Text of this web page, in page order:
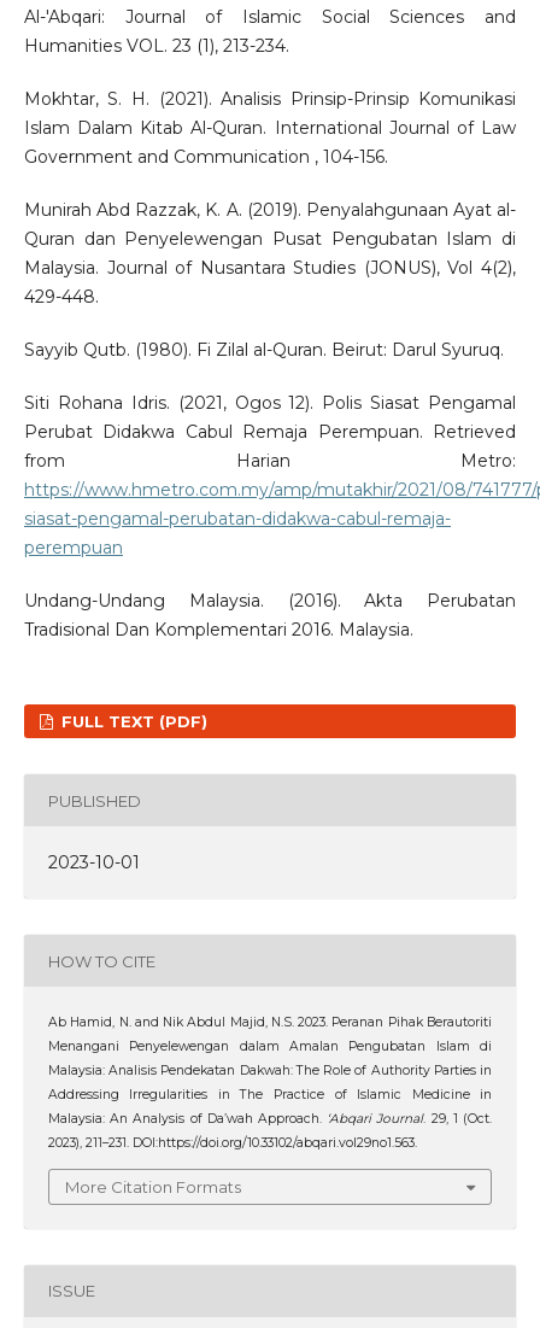
Al-'Abqari: Journal of Islamic Social Sciences and
Humanities VOL. 23 (1), 213-234.
Mokhtar, S. H. (2021). Analisis Prinsip-Prinsip Komunikasi
Islam Dalam Kitab Al-Quran. International Journal of Law
Government and Communication , 104-156.
Munirah Abd Razzak, K. A. (2019). Penyalahgunaan Ayat al-
Quran dan Penyelewengan Pusat Pengubatan Islam di
Malaysia. Journal of Nusantara Studies (JONUS), Vol 4(2),
429-448.
Sayyib Qutb. (1980). Fi Zilal al-Quran. Beirut: Darul Syuruq.
Siti Rohana Idris. (2021, Ogos 12). Polis Siasat Pengamal
Perubat Didakwa Cabul Remaja Perempuan. Retrieved
from Harian Metro:
https://www.hmetro.com.my/amp/mutakhir/2021/08/741777/
siasat-pengamal-perubatan-didakwa-cabul-remaja-
perempuan
Undang-Undang Malaysia. (2016). Akta Perubatan
Tradisional Dan Komplementari 2016. Malaysia.
FULL TEXT (PDF)
PUBLISHED
2023-10-01
HOW TO CITE
Ab Hamid, N. and Nik Abdul Majid, N.S. 2023. Peranan Pihak Berautoriti
Menangani Penyelewengan dalam Amalan Pengubatan Islam di
Malaysia: Analisis Pendekatan Dakwah: The Role of Authority Parties in
Addressing Irregularities in The Practice of Islamic Medicine in
Malaysia: An Analysis of Da’wah Approach. ‘Abqari Journal. 29, 1 (Oct.
2023), 211–231. DOI:https://doi.org/10.33102/abqari.vol29no1.563.
More Citation Formats
ISSUE